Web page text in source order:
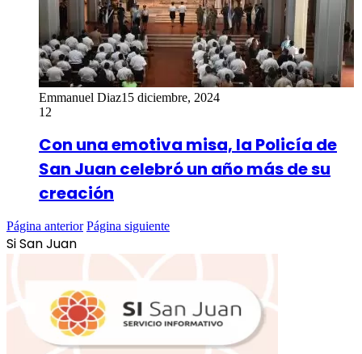
Emmanuel Diaz15 diciembre, 2024
12
Con una emotiva misa, la Policía de
San Juan celebró un año más de su
creación
Página anterior Página siguiente
Si San Juan